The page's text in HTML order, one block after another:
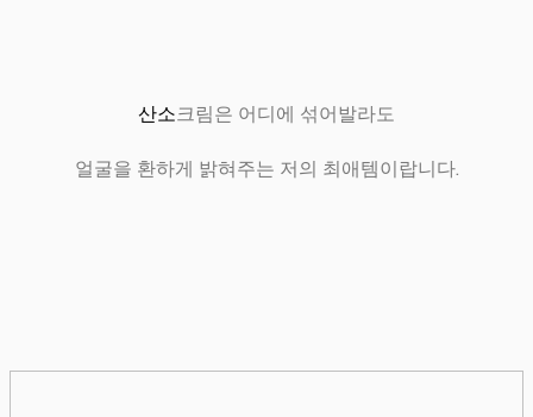
산소크림은 어디에 섞어발라도
얼굴을 환하게 밝혀주는 저의 최애템이랍니다.